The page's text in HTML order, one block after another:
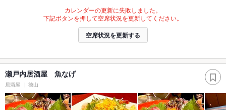
カレンダーの更新に失敗しました。
下記ボタンを押して空席状況を更新してください。
空席状況を更新する
瀬戸内居酒屋 魚なげ
居酒屋 徳山